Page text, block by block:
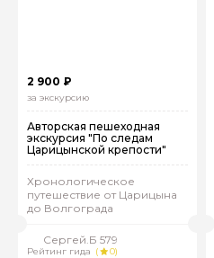
2 900 ₽
за экскурсию
Авторская пешеходная
экскурсия "По следам
Царицынской крепости"
Хронологическое
путешествие от Царицына
до Волгограда
Сергей.Б 579
Рейтинг гида (
0)